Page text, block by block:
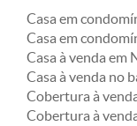
Casa em
Casa em
Casa à venda em
Casa à venda no
Cobertura à
Cobertura à